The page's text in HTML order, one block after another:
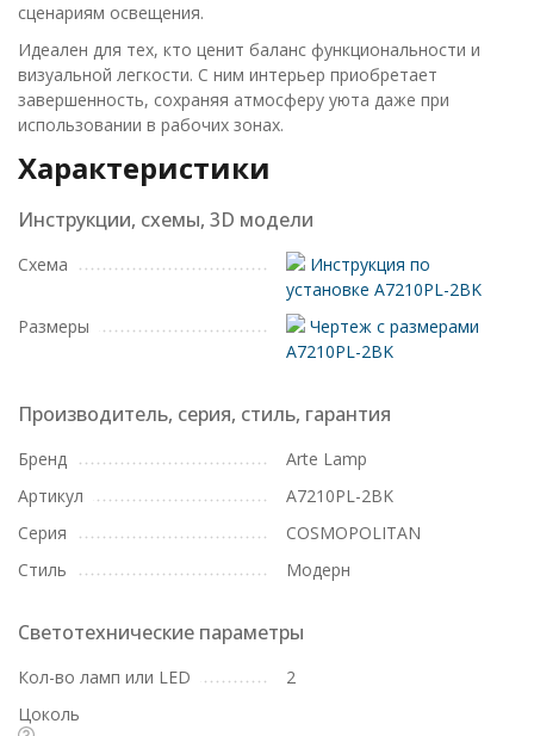
сценариям освещения.
Идеален для тех, кто ценит баланс функциональности и
визуальной легкости. С ним интерьер приобретает
завершенность, сохраняя атмосферу уюта даже при
использовании в рабочих зонах.
Характеристики
Инструкции, схемы, 3D модели
Схема
Инструкция по
установке A7210PL-2BK
Размеры
Чертеж с размерами
A7210PL-2BK
Производитель, серия, стиль, гарантия
Бренд
Arte Lamp
Артикул
A7210PL-2BK
Серия
COSMOPOLITAN
Стиль
Модерн
Светотехнические параметры
Кол-во ламп или LED
2
Цоколь